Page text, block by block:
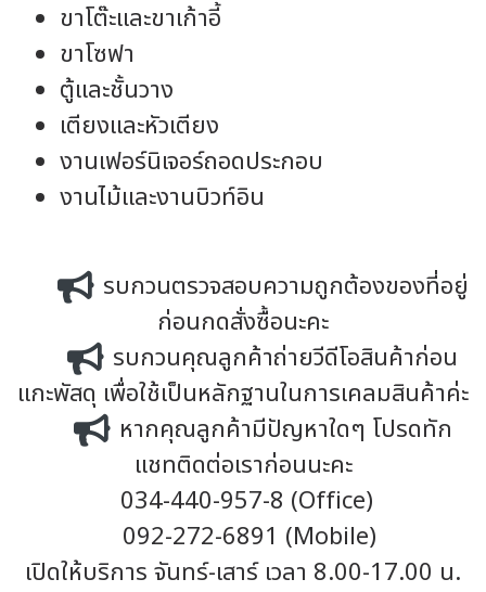
ขาโต๊ะและขาเก้าอี้
ขาโซฟา
ตู้และชั้นวาง
เตียงและหัวเตียง
งานเฟอร์นิเจอร์ถอดประกอบ
งานไม้และงานบิวท์อิน
รบกวนตรวจสอบความถูกต้องของที่อยู่
ก่อนกดสั่งซื้อนะคะ
รบกวนคุณลูกค้าถ่ายวีดีโอสินค้าก่อน
แกะพัสดุ เพื่อใช้เป็นหลักฐานในการเคลมสินค้าค่ะ
หากคุณลูกค้ามีปัญหาใดๆ โปรดทัก
แชทติดต่อเราก่อนนะคะ
034-440-957-8 (Office)
092-272-6891 (Mobile)
เปิดให้บริการ จันทร์-เสาร์ เวลา 8.00-17.00 น.